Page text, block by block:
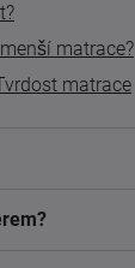
matrace?
matrace